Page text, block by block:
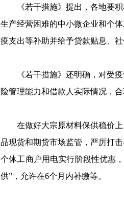
《若干措施》提出，各地要积
生产经营困难的中小微企业和个
疫支出等补助并给予贷款贴息、社
《若干措施》还明确，对受疫
险管理能力和借款人实际情况，
在做好大宗原材料保供稳价上
品现货和期货市场监管，严厉打
个体工商户用电实行阶段性优惠
供”，允许在6个月内补缴等。